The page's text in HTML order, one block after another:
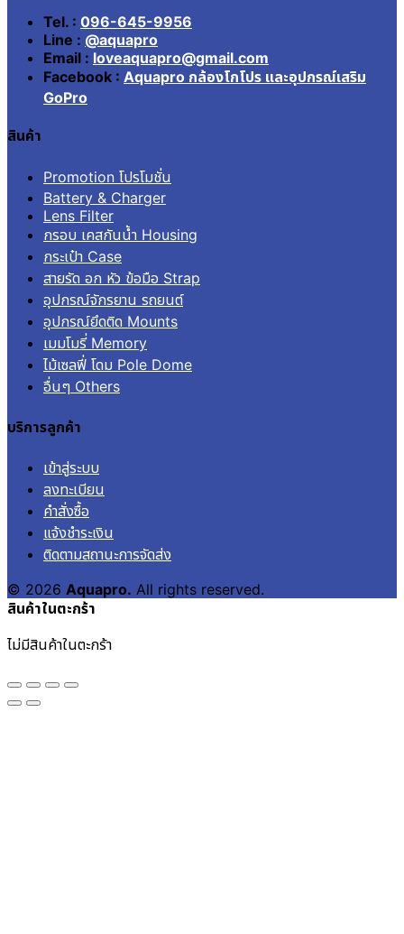
Tel. : 096-645-9956
Line : @aquapro
Email : loveaquapro@gmail.com
Facebook : Aquapro กล้องโกโปร และอุปกรณ์เสริม
GoPro
สินค้า
Promotion โปรโมชั่น
Battery & Charger
Lens Filter
กรอบ เคสกันน้ำ Housing
กระเป๋า Case
สายรัด อก หัว ข้อมือ Strap
อุปกรณ์จักรยาน รถยนต์
อุปกรณ์ยึดติด Mounts
เมมโมรี่ Memory
ไม้เซลฟี่ โดม Pole Dome
อื่นๆ Others
บริการลูกค้า
เข้าสู่ระบบ
ลงทะเบียน
คำสั่งซื้อ
แจ้งชำระเงิน
ติดตามสถานะการจัดส่ง
© 2026 Aquapro. All rights reserved.
สินค้าในตะกร้า
ไม่มีสินค้าในตะกร้า